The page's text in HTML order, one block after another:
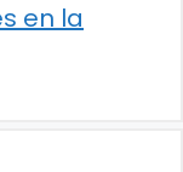
en la